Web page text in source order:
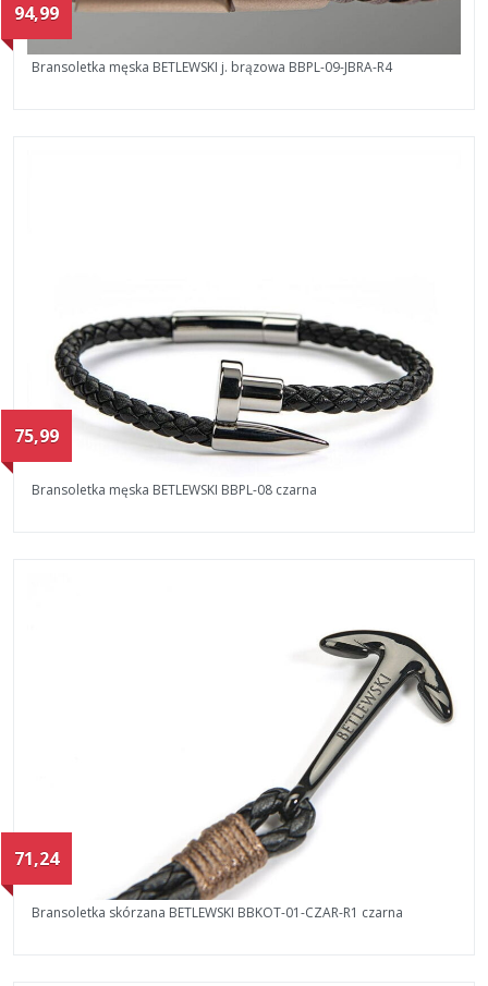
94,99
Bransoletka męska BETLEWSKI j. brązowa BBPL-09-JBRA-R4
75,99
Bransoletka męska BETLEWSKI BBPL-08 czarna
71,24
Bransoletka skórzana BETLEWSKI BBKOT-01-CZAR-R1 czarna